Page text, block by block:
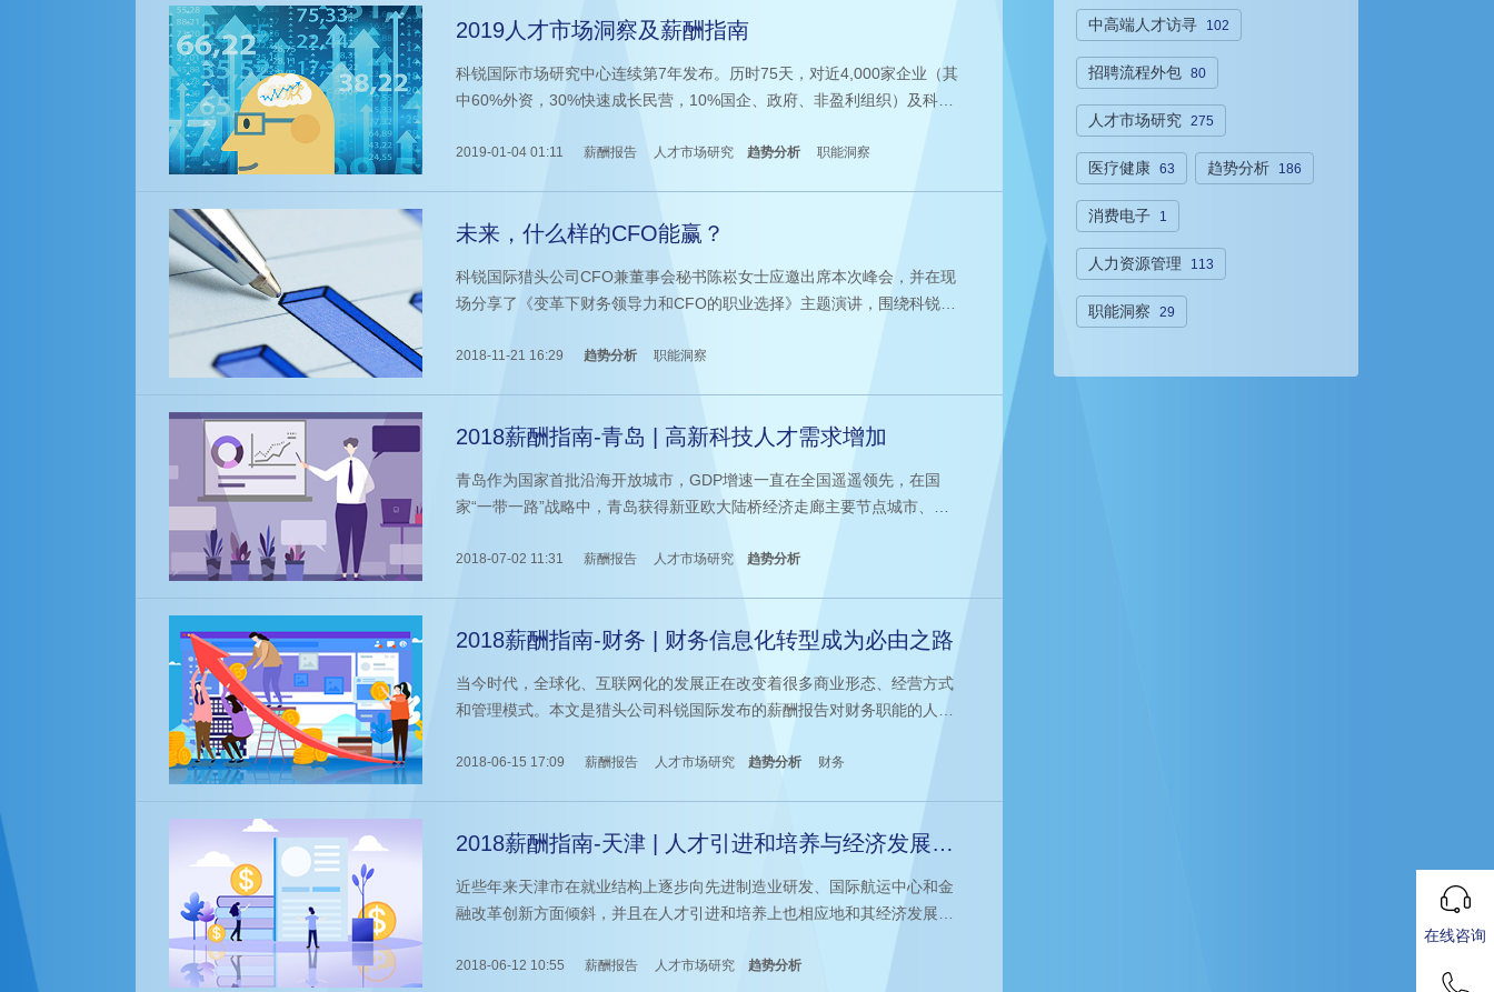
2019人才市场洞察及薪酬指南
科锐国际市场研究中心连续第7年发布。历时75天，对近4,000家企业（其
中60%外资，30%快速成长民营，10%国企、政府、非盈利组织）及科锐
60余位行业及职能资深顾问专家点评。
2019-01-04 01:11 薪酬报告 人才市场研究 趋势分析 职能洞察
未来，什么样的CFO能赢？
科锐国际猎头公司CFO兼董事会秘书陈崧女士应邀出席本次峰会，并在现
场分享了《变革下财务领导力和CFO的职业选择》主题演讲，围绕科锐国
方向、跨界与转型等多个维度对CFO广泛关注的热点问题给予阐释，分享
2018-11-21 16:29 趋势分析 职能洞察
2018薪酬指南-青岛 | 高新科技人才需求增加
青岛作为国家首批沿海开放城市，GDP增速一直在全国遥遥领先，在国
家“一带一路”战略中，青岛获得新亚欧大陆桥经济走廊主要节点城市、海
样的变化？知名猎头公司科锐国际的薪酬报告来解答。
2018-07-02 11:31 薪酬报告 人才市场研究 趋势分析
2018薪酬指南-财务 | 财务信息化转型成为必由之路
当今时代，全球化、互联网化的发展正在改变着很多商业形态、经营方式
和管理模式。本文是猎头公司科锐国际发布的薪酬报告对财务职能的人才
2018-06-15 17:09 薪酬报告 人才市场研究 趋势分析 财务
2018薪酬指南-天津 | 人才引进和培养与经济发展定
近些年来天津市在就业结构上逐步向先进制造业研发、国际航运中心和金
融改革创新方面倾斜，并且在人才引进和培养上也相应地和其经济发展定
锐国际发布的薪酬报告对天津地区细分行业的人才招聘需求和薪酬趋势的
2018-06-12 10:55 薪酬报告 人才市场研究 趋势分析
中高端人才访寻 102
招聘流程外包 80
人才市场研究 275
医疗健康 63 趋势分析 186
消费电子 1
人力资源管理 113
职能洞察 29
在线咨询